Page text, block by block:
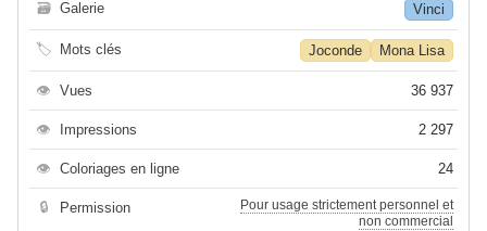
🗃 Galerie Vinci
🏷 Mots clés Joconde Mona Lisa
👁 Vues 36 937
👁 Impressions 2 297
👁 Coloriages en ligne 24
🔒 Permission
Pour usage strictement personnel et
non commercial